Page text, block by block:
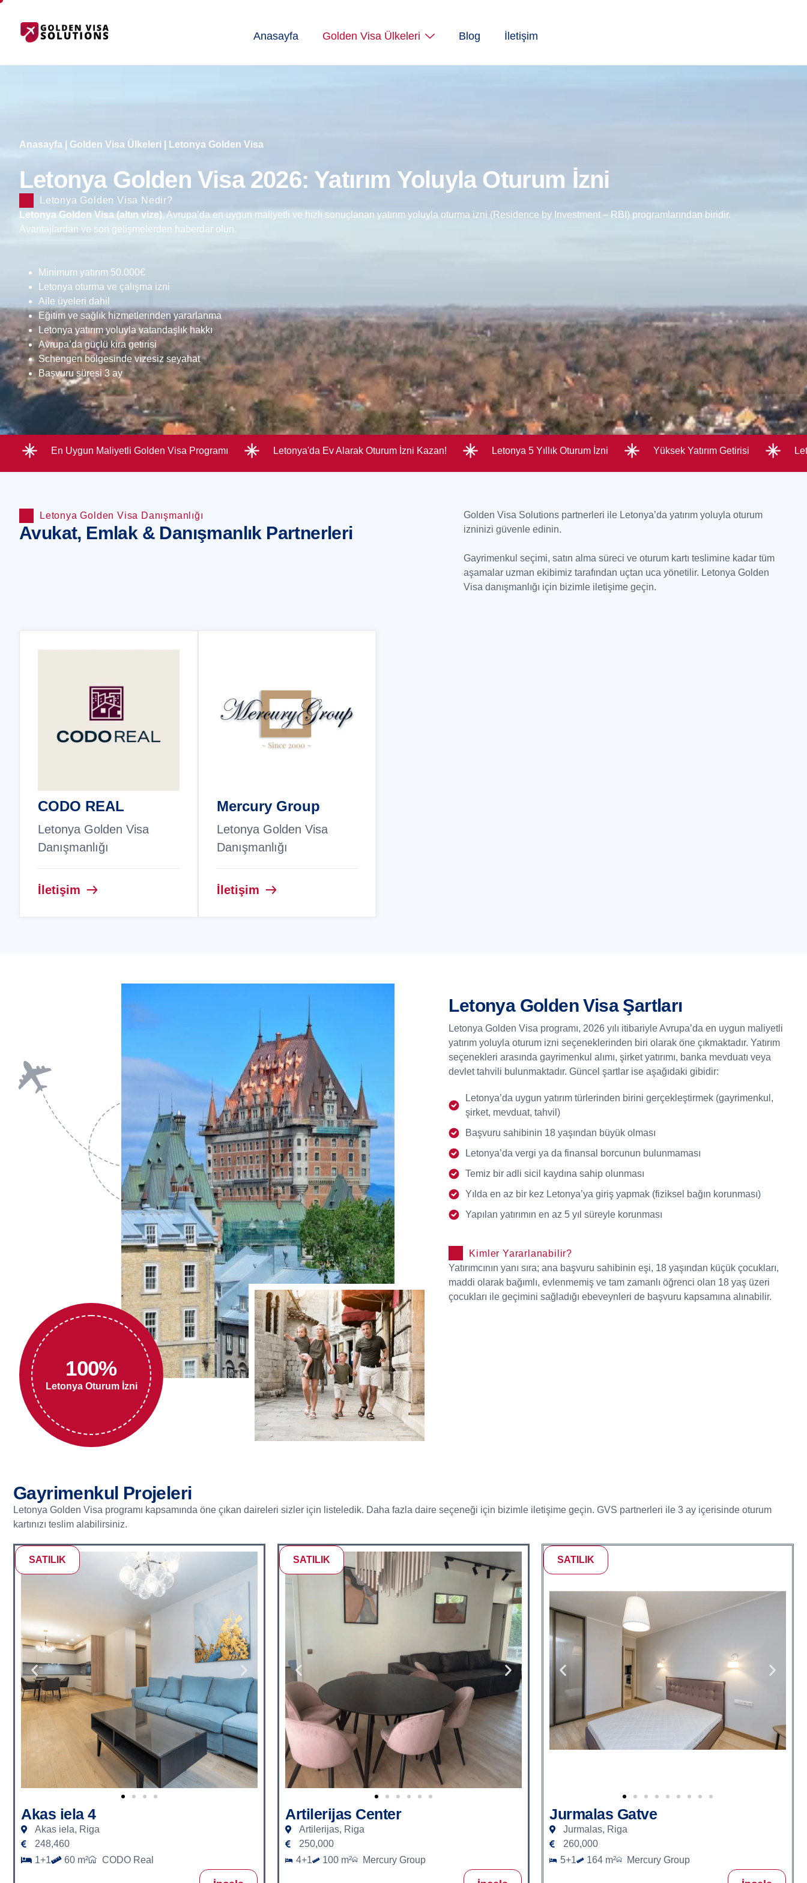
Anasayfa Golden Visa Ülkeleri Blog İletişim
Anasayfa Golden Visa Ülkeleri Letonya Golden Visa
Letonya Golden Visa 2026: Yatırım Yoluyla Oturum İzni
Letonya Golden Visa Nedir?
Letonya Golden Visa (altın vize), Avrupa’da en uygun maliyetli ve hızlı sonuçlanan yatırım yoluyla oturma izni (Residence by Investment – RBI) programlarından biridir.
Avantajlardan ve son gelişmelerden haberdar olun.
Minimum yatırım 50.000€
Letonya oturma ve çalışma izni
Aile üyeleri dahil
Eğitim ve sağlık hizmetlerinden yararlanma
Letonya yatırım yoluyla vatandaşlık hakkı
Avrupa’da güçlü kira getirisi
Schengen bölgesinde vizesiz seyahat
Başvuru süresi 3 ay
En Uygun Maliyetli Golden Visa Programı Letonya'da Ev Alarak Oturum İzni Kazan! Letonya 5 Yıllık Oturum İzni Yüksek Yatırım Getirisi
Letonya Golden Visa Danışmanlığı
Avukat, Emlak & Danışmanlık Partnerleri
Golden Visa Solutions partnerleri ile Letonya’da yatırım yoluyla oturum
izninizi güvenle edinin.
Gayrimenkul seçimi, satın alma süreci ve oturum kartı teslimine kadar tüm
aşamalar uzman ekibimiz tarafından uçtan uca yönetilir. Letonya Golden
Visa danışmanlığı için bizimle iletişime geçin.
CODO REAL
Letonya Golden Visa
Danışmanlığı
İletişim
Mercury Group
Letonya Golden Visa
Danışmanlığı
İletişim
Letonya Oturum İzni
100%
Letonya Golden Visa Şartları
Letonya Golden Visa programı, 2026 yılı itibariyle Avrupa’da en uygun maliyetli
yatırım yoluyla oturum izni seçeneklerinden biri olarak öne çıkmaktadır. Yatırım
seçenekleri arasında gayrimenkul alımı, şirket yatırımı, banka mevduatı veya
devlet tahvili bulunmaktadır. Güncel şartlar ise aşağıdaki gibidir:
Letonya’da uygun yatırım türlerinden birini gerçekleştirmek (gayrimenkul,
şirket, mevduat, tahvil)
Başvuru sahibinin 18 yaşından büyük olması
Letonya’da vergi ya da finansal borcunun bulunmaması
Temiz bir adli sicil kaydına sahip olunması
Yılda en az bir kez Letonya’ya giriş yapmak (fiziksel bağın korunması)
Yapılan yatırımın en az 5 yıl süreyle korunması
Kimler Yararlanabilir?
Yatırımcının yanı sıra; ana başvuru sahibinin eşi, 18 yaşından küçük çocukları,
maddi olarak bağımlı, evlenmemiş ve tam zamanlı öğrenci olan 18 yaş üzeri
çocukları ile geçimini sağladığı ebeveynleri de başvuru kapsamına alınabilir.
Gayrimenkul Projeleri
Letonya Golden Visa programı kapsamında öne çıkan daireleri sizler için listeledik. Daha fazla daire seçeneği için bizimle iletişime geçin. GVS partnerleri ile 3 ay içerisinde oturum
kartınızı teslim alabilirsiniz.
Akas iela 4
SATILIK
Akas iela, Riga
248,460
1+1
60 m² CODO Real
Artilerijas Center
SATILIK
Artilerijas, Riga
250,000
4+1
100 m² Mercury Group
SATILIK
Jurmalas Gatve
Jurmalas, Riga
260,000
5+1
164 m² Mercury Group